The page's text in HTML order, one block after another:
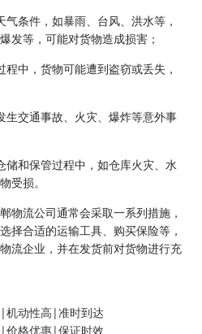
条件，如暴雨、台风、洪水等，
发等，可能对货物造成损害；
中，货物可能遭到盗窃或丢失，
生交通事故、火灾、爆炸等意外事
储和保管过程中，如仓库火灾、水
受损。
物流公司通常会采取一系列措施，
择合适的运输工具、购买保险等，
流企业，并在发货前对货物进行充
机动性高|准时到达
价格优惠|保证时效